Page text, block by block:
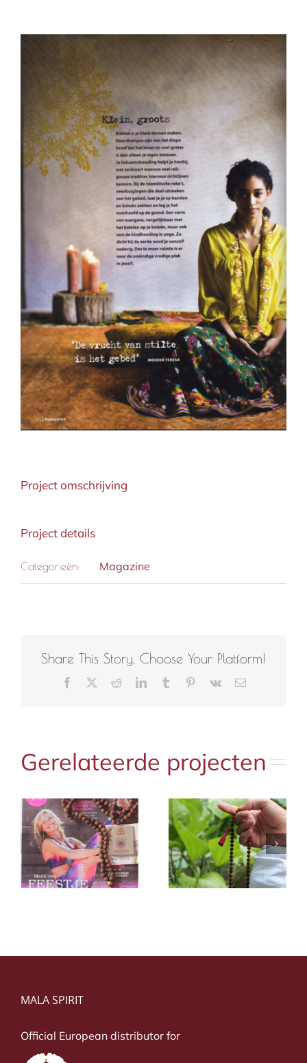
Project omschrijving
Project details
Categorieën: Magazine
Share This Story, Choose Your Platform!
Facebook RedditLinkedInTumblr Pinterest
Vk
E-
Gerelateerde projecten
Yoga krant Yoga magazine
MALA SPIRIT
Official European distributor for